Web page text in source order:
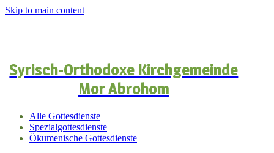
Skip to main content
Syrisch-Orthodoxe Kirchgemeinde
Mor Abrohom
Alle Gottesdienste
Spezialgottesdienste
Ökumenische Gottesdienste